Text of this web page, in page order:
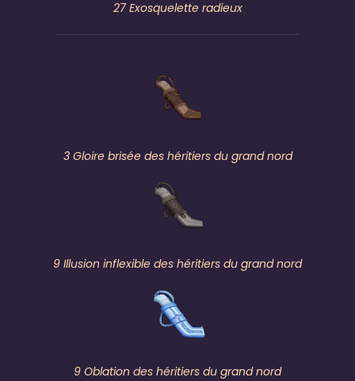
27 Exosquelette radieux
3 Gloire brisée des héritiers du grand nord
9 Illusion inflexible des héritiers du grand nord
9 Oblation des héritiers du grand nord